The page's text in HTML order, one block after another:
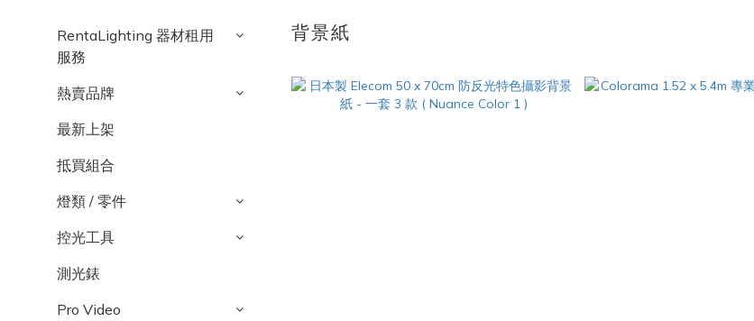
RentaLighting 器材租用
服務
熱賣品牌
最新上架
抵買組合
燈類 / 零件
控光工具
測光錶
Pro Video
背景紙